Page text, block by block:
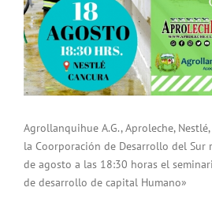
Agrollanquihue A.G., Aproleche,
la Coorporación de Desarrollo del Sur
de agosto a las 18:30 horas el
de desarrollo de capital Humano»